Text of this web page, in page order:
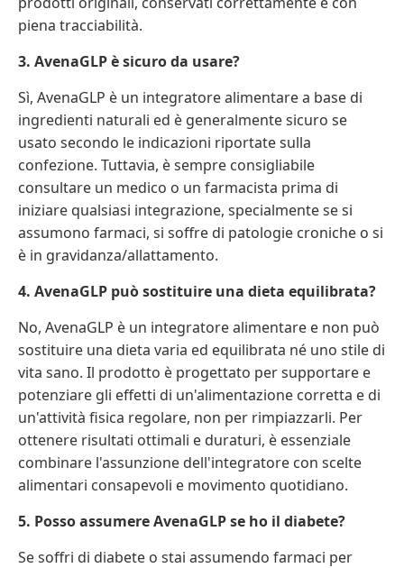
piena tracciabilità.
3. AvenaGLP è sicuro da usare?
Sì, AvenaGLP è un integratore alimentare a base di
ingredienti naturali ed è generalmente sicuro se
usato secondo le indicazioni riportate sulla
confezione. Tuttavia, è sempre consigliabile
consultare un medico o un farmacista prima di
iniziare qualsiasi integrazione, specialmente se si
assumono farmaci, si soffre di patologie croniche o si
è in gravidanza/allattamento.
4. AvenaGLP può sostituire una dieta equilibrata?
No, AvenaGLP è un integratore alimentare e non può
sostituire una dieta varia ed equilibrata né uno stile di
vita sano. Il prodotto è progettato per supportare e
potenziare gli effetti di un'alimentazione corretta e di
un'attività fisica regolare, non per rimpiazzarli. Per
ottenere risultati ottimali e duraturi, è essenziale
combinare l'assunzione dell'integratore con scelte
alimentari consapevoli e movimento quotidiano.
5. Posso assumere AvenaGLP se ho il diabete?
Se soffri di diabete o stai assumendo farmaci per